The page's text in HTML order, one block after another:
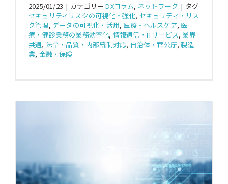
2025/01/23 | カテゴリーDXコラム, ネットワーク | タグ
セキュリティリスクの可視化・強化, セキュリティ・リス
ク管理, データの可視化・活用, 医療・ヘルスケア, 医
療・健診業務の業務効率化, 情報通信・ITサービス, 業界
共通, 法令・品質・内部統制対応, 自治体・官公庁,製造
業, 金融・保険